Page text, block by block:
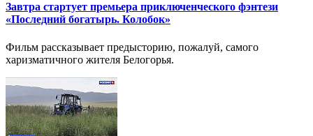
Завтра стартует премьера приключенческого фэнтези
«Последний богатырь. Колобок»
Фильм рассказывает предысторию, пожалуй, самого
харизматичного жителя Белогорья.